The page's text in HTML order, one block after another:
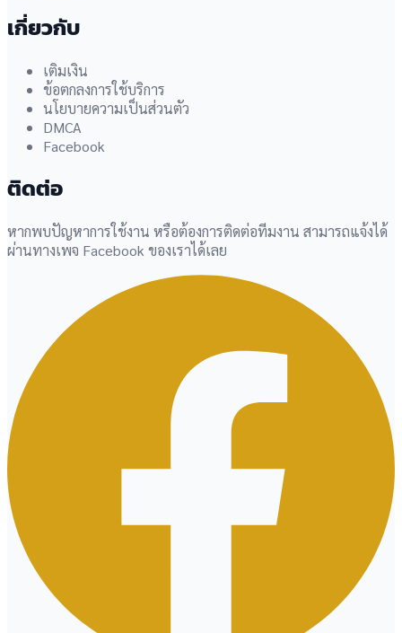
เกี่ยวกับ
เติมเงิน
ข้อตกลงการใช้บริการ
นโยบายความเป็นส่วนตัว
DMCA
Facebook
ติดต่อ
หากพบปัญหาการใช้งาน หรือต้องการติดต่อทีมงาน สามารถแจ้งได้
ผ่านทางเพจ Facebook ของเราได้เลย